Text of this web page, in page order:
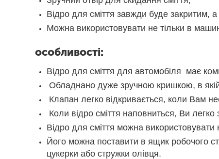
Відро для сміття завжди буде закритим,
Можна використовувати не тільки в
особливості:
Відро для сміття для автомобіля має
Обладнано дуже зручною кришкою, в
Клапан легко відкривається, коли Вам
Коли відро сміття наповниться, Ви
Відро для сміття можна використовувати
Його можна поставити в ящик робочого
цукерки або стружки олівця.